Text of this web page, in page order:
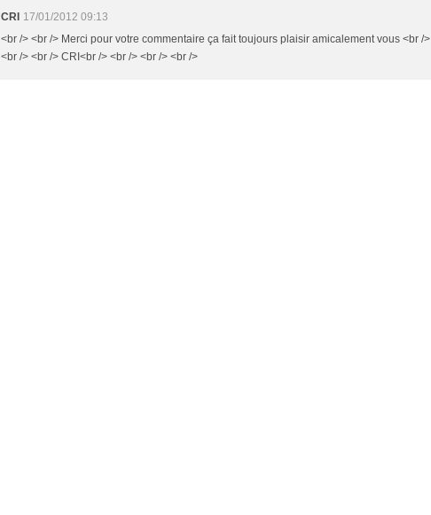
CRI
17/01/2012 09:13
<br /> <br /> Merci pour votre commentaire ça fait toujours plaisir amicalement vous <br />
<br /> <br /> CRI<br /> <br /> <br /> <br />